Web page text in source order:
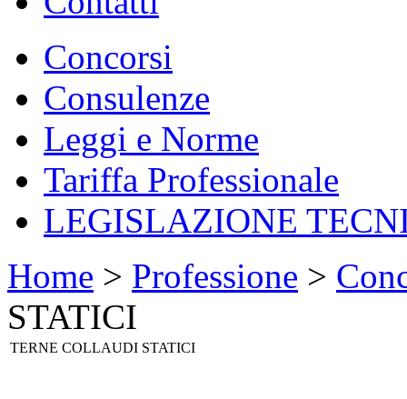
Concorsi
Consulenze
Leggi e Norme
Tariffa Professionale
LEGISLAZIONE
Home > Professione >
STATICI
TERNE COLLAUDI STATICI